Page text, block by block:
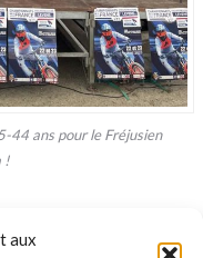
aux
44 ans pour le Fréjusien
!